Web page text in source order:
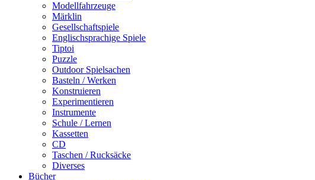
Modellfahrzeuge
Märklin
Gesellschaftspiele
Englischsprachige Spiele
Tiptoi
Puzzle
Outdoor Spielsachen
Basteln / Werken
Konstruieren
Experimentieren
Instrumente
Schule / Lernen
Kassetten
CD
Taschen / Rucksäcke
Diverses
Bücher